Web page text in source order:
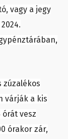
vagy a jegy
várják a kis
órát vesz
órakor zár,